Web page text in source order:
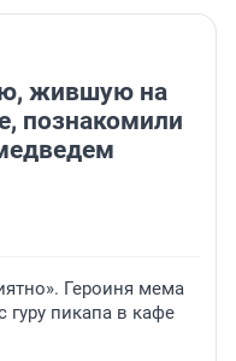
жившую на
познакомили
Героиня мема
гуру пикапа в кафе